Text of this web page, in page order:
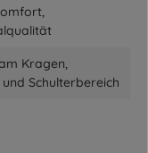
Kragen,
Schulterbereich